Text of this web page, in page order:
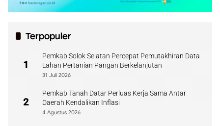
Terpopuler
1
Pemkab Solok Selatan Percepat Pemutakhiran Data
Lahan Pertanian Pangan Berkelanjutan
31 Juli 2026
2
Pemkab Tanah Datar Perluas Kerja Sama Antar
Daerah Kendalikan Inflasi
4 Agustus 2026